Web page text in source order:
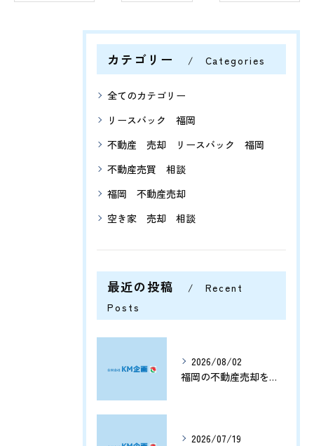
カテゴリー Categories
全てのカテゴリー
リースバック 福岡
不動産 売却 リースバック 福岡
不動産売買 相談
福岡 不動産売却
空き家 売却 相談
最近の投稿
Recent
Posts
2026/08/02
福岡の不動産売却を分析する将来価格推移と有利なタイミングの見極め方
2026/07/19